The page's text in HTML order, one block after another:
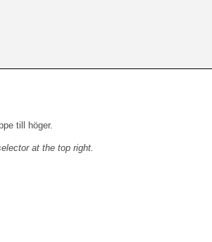
till höger.
at the top right.